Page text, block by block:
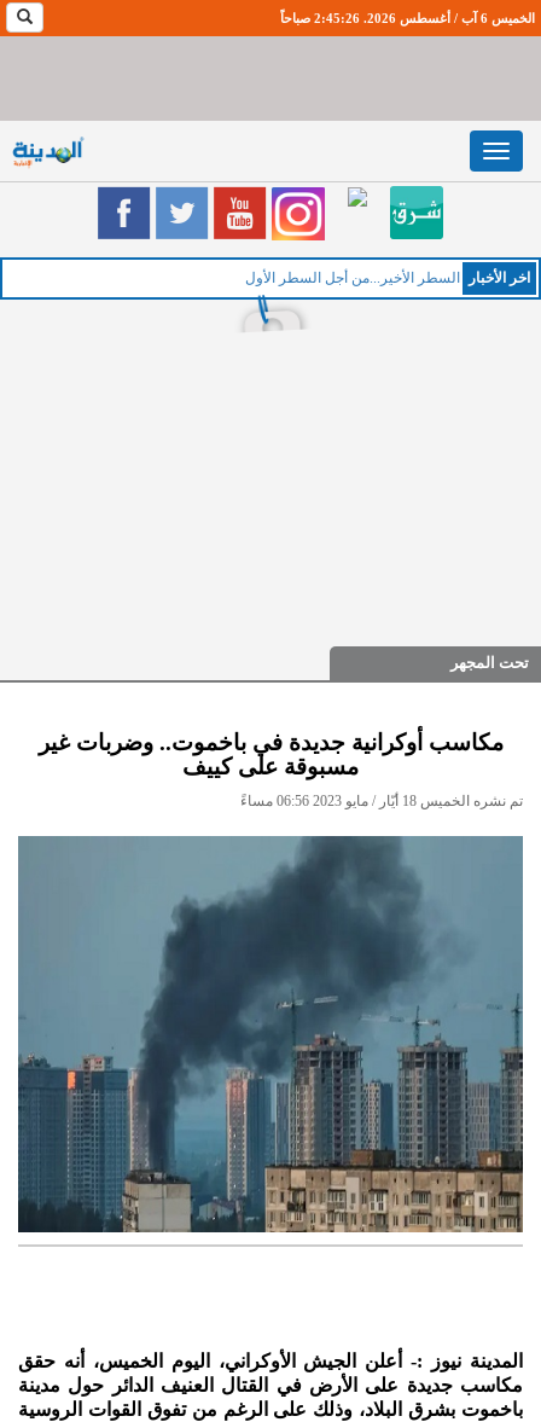
الخميس 6 آب / أغسطس 2026. 2:45:27 صباحاً
Toggle
navigation
اخر اﻷخبار الخم
تحت المجهر
مكاسب أوكرانية جديدة في باخموت.. وضربات غير
مسبوقة على كييف
تم نشره الخميس 18 أيّار / مايو 2023 06:56 مساءً
المدينة نيوز :- أعلن الجيش الأوكراني، اليوم الخميس، أنه حقق
مكاسب جديدة على الأرض في القتال العنيف الدائر حول مدينة
باخموت بشرق البلاد، وذلك على الرغم من تفوق القوات الروسية